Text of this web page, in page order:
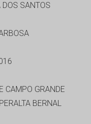
DOS SANTOS
CAMPO GRANDE
BERNAL